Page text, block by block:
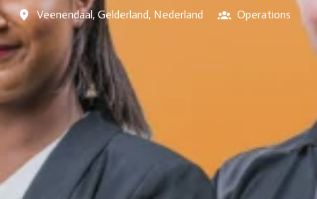
Veenendaal, Gelderland, Nederland Operations